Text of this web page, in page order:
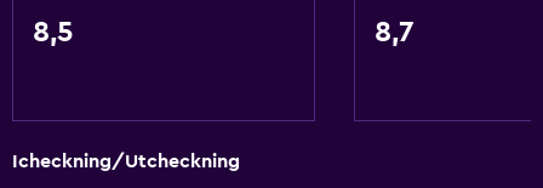
8,5 8,7
Icheckning/Utcheckning